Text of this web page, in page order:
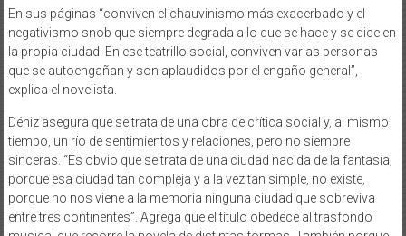
En sus páginas “conviven el chauvinismo más exacerbado y el
negativismo snob que siempre degrada a lo que se hace y se dice en
la propia ciudad. En ese teatrillo social, conviven varias personas
que se autoengañan y son aplaudidos por el engaño general”,
explica el novelista.
Déniz asegura que se trata de una obra de crítica social y, al mismo
tiempo, un río de sentimientos y relaciones, pero no siempre
sinceras. “Es obvio que se trata de una ciudad nacida de la fantasía,
porque esa ciudad tan compleja y a la vez tan simple, no existe,
porque no nos viene a la memoria ninguna ciudad que sobreviva
entre tres continentes”. Agrega que el título obedece al trasfondo